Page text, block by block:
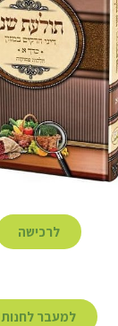
לרכישה
למעבר לחנות